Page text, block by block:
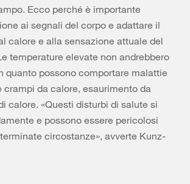
Ecco perché è importante
ai segnali del corpo e adattare il
calore e alla sensazione attuale del
temperature elevate non andrebbero
quanto possono comportare malattie
crampi da calore, esaurimento da
calore. «Questi disturbi di salute si
e possono essere pericolosi
circostanze», avverte Kunz-